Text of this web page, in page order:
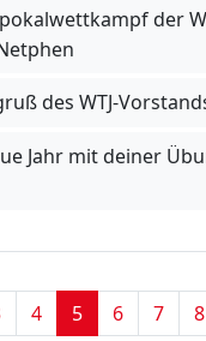
der
des WTJ-
Jahr mit deiner
4 5 6 7 8